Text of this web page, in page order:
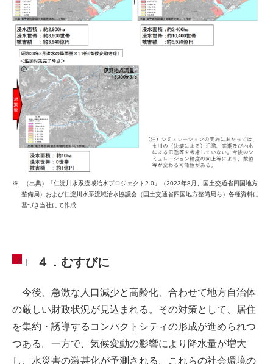
（出典）「仁淀川水系流域治水プロジェクト2.0」（2023年8月、国土交通省四国地方
整備局）および仁淀川水系流域治水協議会（国土交通省四国地方整備局ら）各種資料に
基づき当社にて作成
４．むすびに
今後、急激な人口減少と高齢化、合わせて地方自治体
の厳しい財政状況が見込まれる。その対策として、居住
を集約・誘導するコンパクトシティの形成が進められつ
つある。一方で、気候変動の影響により降水量が増大
し、水災害の激甚化が予測される。これらの社会環境の